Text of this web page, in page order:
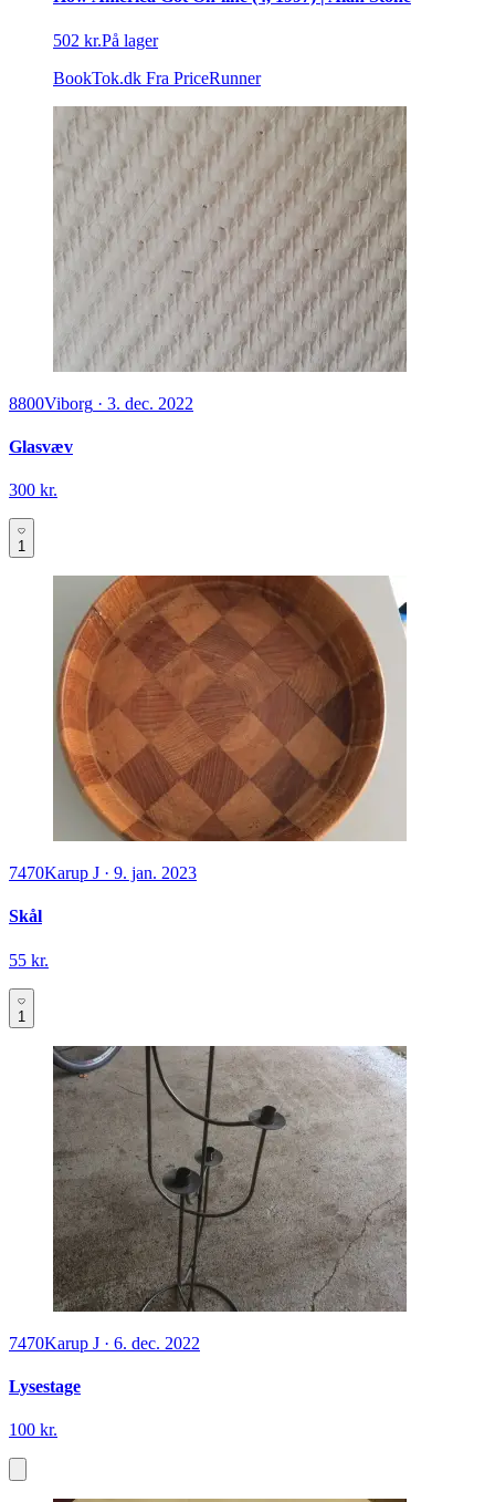
502 kr.På lager
BookTok.dk Fra PriceRunner
8800Viborg · 3. dec. 2022
Glasvæv
300 kr.
1
7470Karup J · 9. jan. 2023
Skål
55 kr.
1
7470Karup J · 6. dec. 2022
Lysestage
100 kr.